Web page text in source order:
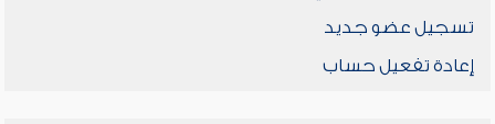
تسجيل عضو جديد
إعادة تفعيل حساب